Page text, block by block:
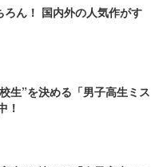
ん！ 国内外の人気作がす
生”を決める「男子高生ミス
！